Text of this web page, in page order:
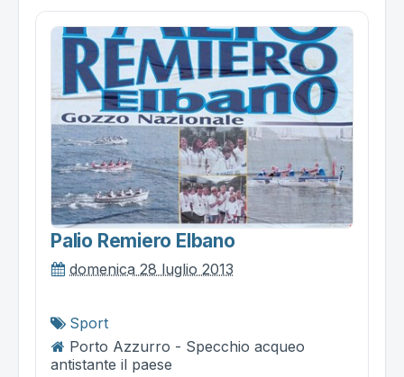
Palio Remiero Elbano
domenica 28 luglio 2013
Sport
Porto Azzurro - Specchio acqueo
antistante il paese